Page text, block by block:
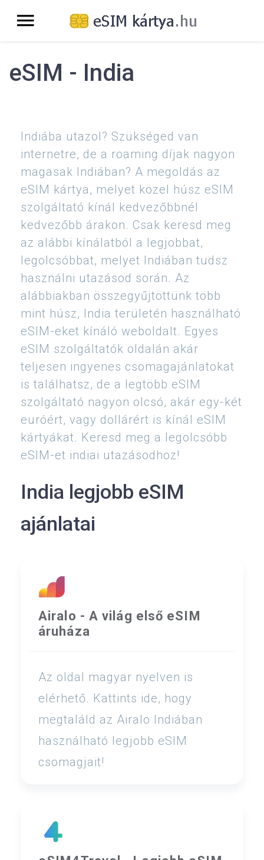
eSIM - India
Indiába utazol? Szükséged van
internetre, de a roaming díjak nagyon
magasak Indiában? A megoldás az
eSIM kártya, melyet közel húsz eSIM
szolgáltató kínál kedvezőbbnél
kedvezőbb árakon. Csak keresd meg
az alábbi kínálatból a legjobbat,
legolcsóbbat, melyet Indiában tudsz
használni utazásod során. Az
alábbiakban összegyűjtöttünk több
mint húsz, India területén használható
eSIM-eket kínáló weboldalt. Egyes
eSIM szolgáltatók oldalán akár
teljesen ingyenes csomagajánlatokat
is találhatsz, de a legtöbb eSIM
szolgáltató nagyon olcsó, akár egy-két
euróért, vagy dollárért is kínál eSIM
kártyákat. Keresd meg a legolcsóbb
eSIM-et indiai utazásodhoz!
India legjobb eSIM
ajánlatai
Airalo - A világ első eSIM
áruháza
Az oldal magyar nyelven is
elérhető. Kattints ide, hogy
megtaláld az Airalo Indiában
használható legjobb eSIM
csomagjait!